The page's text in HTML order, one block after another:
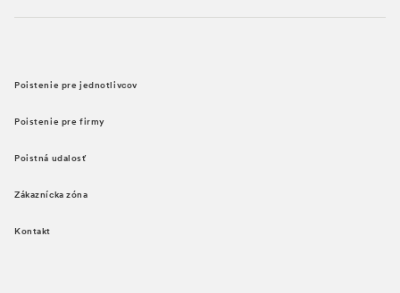
Poistenie pre jednotlivcov
Poistenie pre firmy
Poistná udalosť
Zákaznícka zóna
Kontakt